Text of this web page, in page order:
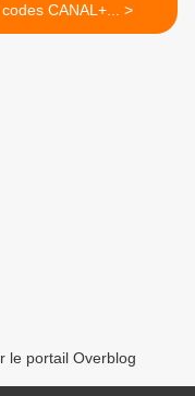
codes CANAL+... >
le portail Overblog